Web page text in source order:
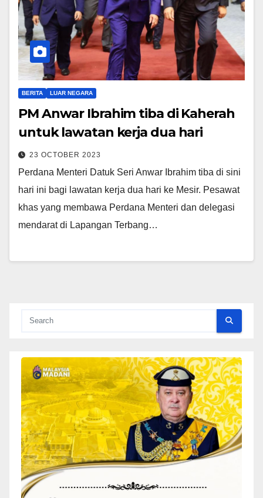
BERITA LUAR NEGARA
PM Anwar Ibrahim tiba di Kaherah
untuk lawatan kerja dua hari
23 OCTOBER 2023
Perdana Menteri Datuk Seri Anwar Ibrahim tiba di sini
hari ini bagi lawatan kerja dua hari ke Mesir. Pesawat
khas yang membawa Perdana Menteri dan delegasi
mendarat di Lapangan Terbang…